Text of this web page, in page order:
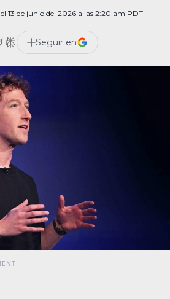
el 13 de junio del 2026 a las 2:20 am PDT
Seguir en